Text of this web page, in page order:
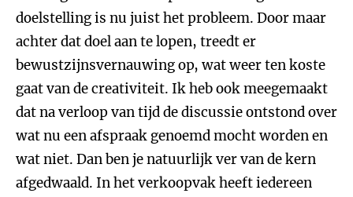
doelstelling is nu juist het probleem. Door maar
achter dat doel aan te lopen, treedt er
bewustzijnsvernauwing op, wat weer ten koste
gaat van de creativiteit. Ik heb ook meegemaakt
dat na verloop van tijd de discussie ontstond over
wat nu een afspraak genoemd mocht worden en
wat niet. Dan ben je natuurlijk ver van de kern
afgedwaald. In het verkoopvak heeft iedereen